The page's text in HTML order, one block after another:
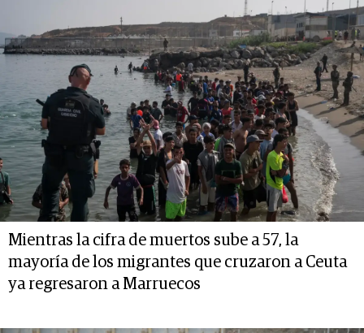
Mientras la cifra de muertos sube a 57, la
mayoría de los migrantes que cruzaron a Ceuta
ya regresaron a Marruecos